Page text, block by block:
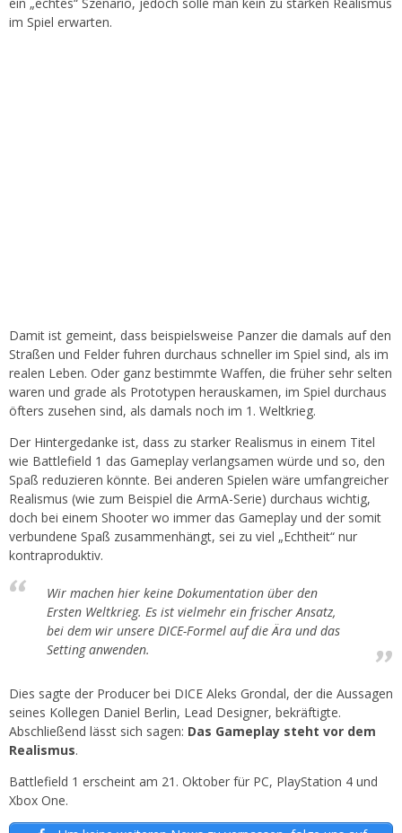
im Spiel erwarten.
Damit ist gemeint, dass beispielsweise Panzer die damals auf den
Straßen und Felder fuhren durchaus schneller im Spiel sind, als im
realen Leben. Oder ganz bestimmte Waffen, die früher sehr selten
waren und grade als Prototypen herauskamen, im Spiel durchaus
öfters zusehen sind, als damals noch im 1. Weltkrieg.
Der Hintergedanke ist, dass zu starker Realismus in einem Titel
wie Battlefield 1 das Gameplay verlangsamen würde und so, den
Spaß reduzieren könnte. Bei anderen Spielen wäre umfangreicher
Realismus (wie zum Beispiel die ArmA-Serie) durchaus wichtig,
doch bei einem Shooter wo immer das Gameplay und der somit
verbundene Spaß zusammenhängt, sei zu viel „Echtheit“ nur
kontraproduktiv.
Wir machen hier keine Dokumentation über den
Ersten Weltkrieg. Es ist vielmehr ein frischer Ansatz,
bei dem wir unsere DICE-Formel auf die Ära und das
Setting anwenden.
Dies sagte der Producer bei DICE Aleks Grondal, der die Aussagen
seines Kollegen Daniel Berlin, Lead Designer, bekräftigte.
Abschließend lässt sich sagen: Das Gameplay steht vor dem
Realismus.
Battlefield 1 erscheint am 21. Oktober für PC, PlayStation 4 und
Xbox One.